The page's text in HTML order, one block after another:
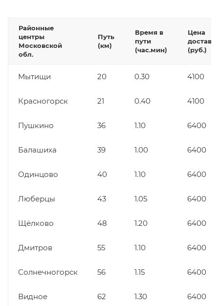
Районные
центры
Московской
обл.
Путь
(км)
Время в
пути
(час.мин)
Цена
(руб.)
Мытищи 20 0.30 4100
Красногорск 21 0.40 4100
Пушкино 36 1.10 6400
Балашиха 39 1.00 6400
Одинцово 40 1.10 6400
Люберцы 43 1.05 6400
Щёлково 48 1.20 6400
Дмитров 55 1.10 6400
Солнечногорск 56 1.15 6400
Видное 62 1.30 6400